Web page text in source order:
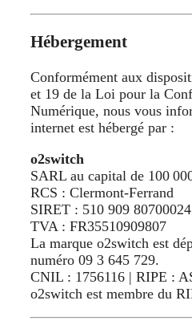
Hébergement
Conformément aux
et 19 de la Loi pour la
Numérique, nous vous
internet est hébergé par :
o2switch
SARL au capital de 100
RCS : Clermont-Ferrand
SIRET : 510 909 80700024
TVA : FR35510909807
La marque o2switch est
numéro 09 3 645 729.
CNIL : 1756116 | RIPE :
o2switch est membre du